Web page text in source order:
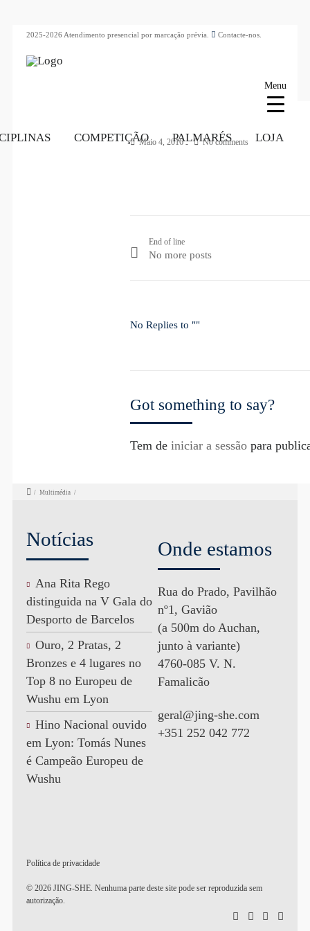
2025-2026 Atendimento presencial por marcação prévia. Contacte-nos.
COMPETIÇÃO PALMARÉS LOJA
Maio 4, 2016 No comments
End of line
No more posts
No Replies to ""
Got something to say?
Tem de iniciar a sessãopara
/ Multimédia /
Notícias
Ana Rita Rego
distinguida na V Gala do
Desporto de Barcelos
Ouro, 2 Pratas, 2
Bronzes e 4 lugares no
Top 8 no Europeu de
Wushu em Lyon
Hino Nacional ouvido
em Lyon: Tomás Nunes
é Campeão Europeu de
Wushu
Onde estamos
Rua do Prado, Pavilhão
nº1, Gavião
(a 500m do Auchan,
junto à variante)
4760-085 V. N.
Famalicão
geral@jing-she.com
+351 252 042 772
Política de privacidade
© 2026 JING-SHE. Nenhuma parte deste site pode ser reproduzida sem
autorização.
Menu